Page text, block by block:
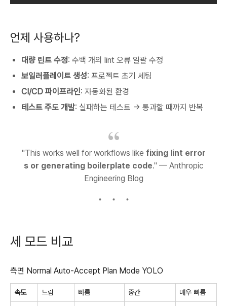
언제 사용하나?
대량 린트 수정: 수백 개의 lint 오류 일괄 수정
보일러플레이트 생성: 프로젝트 초기 세팅
CI/CD 파이프라인: 자동화된 환경
테스트 주도 개발: 실패하는 테스트 → 통과할 때까지 반복
"This works well for workflows like fixing lint error
s or generating boilerplate code." — Anthropic
Engineering Blog
세 모드 비교
측면 Normal Auto-Accept Plan Mode YOLO
속도 느림 빠름 중간 매우 빠름